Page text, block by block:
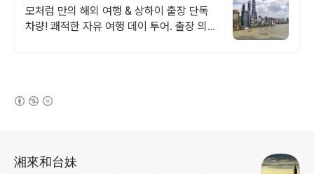
으로 우리만 탑승!
모처럼 만의 해외 여행 & 상하이 출장 단독
차량! 쾌적한 자유 여행 데이 투어. 출장 의전
湘來和台妹